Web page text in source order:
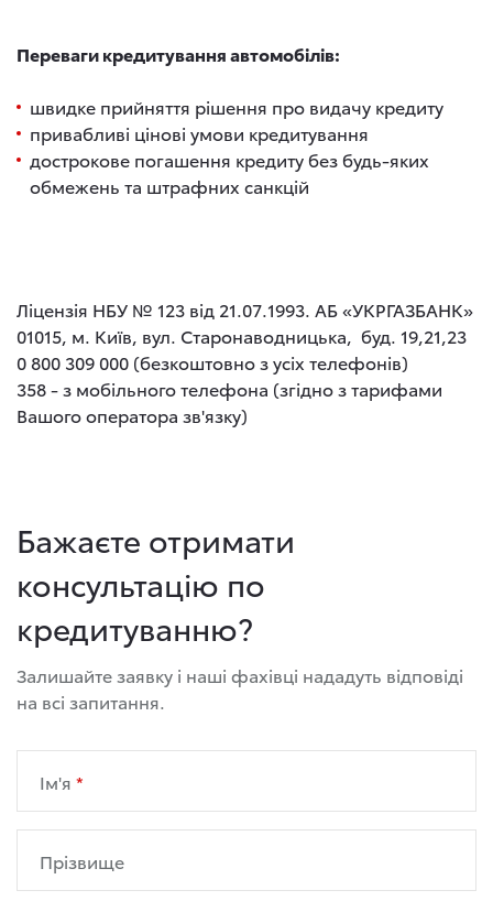
Переваги кредитування автомобілів:
швидке прийняття рішення про видачу кредиту
привабливі цінові умови кредитування
дострокове погашення кредиту без будь-яких
обмежень та штрафних санкцій
Ліцензія НБУ № 123 від 21.07.1993. АБ «УКРГАЗБАНК»
01015, м. Київ, вул. Старонаводницька, буд. 19,21,23
0 800 309 000 (безкоштовно з усіх телефонів)
358 - з мобільного телефона (згідно з тарифами
Вашого оператора зв'язку)
Бажаєте отримати
консультацію по
кредитуванню?
Залишайте заявку і наші фахівці нададуть відповіді
на всі запитання.
Ім'я
Прізвище